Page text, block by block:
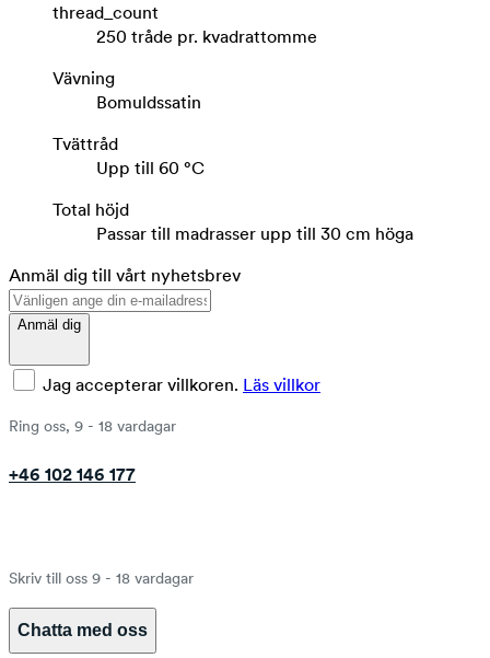
thread_count
250 tråde pr. kvadrattomme
Vävning
Bomuldssatin
Tvättråd
Upp till 60 °C
Total höjd
Passar till madrasser upp till 30 cm höga
Anmäl dig till vårt nyhetsbrev
Anmäl dig
Jag accepterar villkoren. Läs villkor
Ring oss, 9 - 18 vardagar
+46 102 146 177
Skriv till oss 9 - 18 vardagar
Chatta med oss